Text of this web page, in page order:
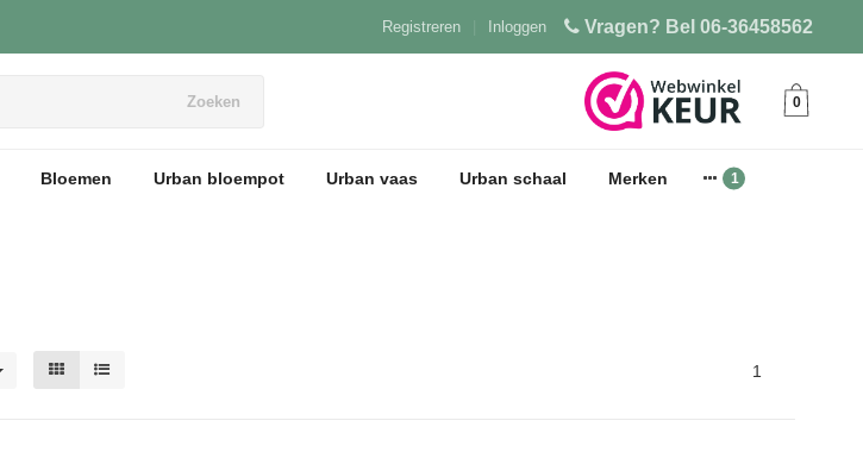
Vragen? Bel 06-36458562
Inloggen
Registreren
Zoeken 0
Bloemen Urban bloempot Urban vaas Urban schaal Merken
1